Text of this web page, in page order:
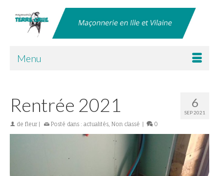
Menu
6
SEP 2021
Rentrée 2021
de fleur | Posté dans : actualités Non classé | 0